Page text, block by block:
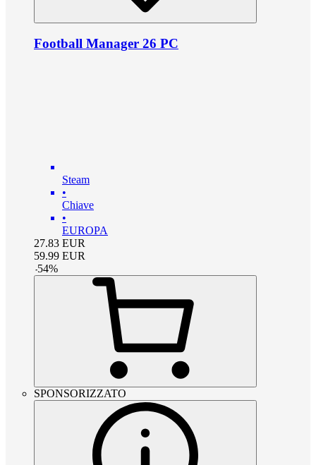
Football Manager 26 PC
Steam
•
Chiave
•
EUROPA
27.83 EUR
59.99 EUR
-54%
SPONSORIZZATO